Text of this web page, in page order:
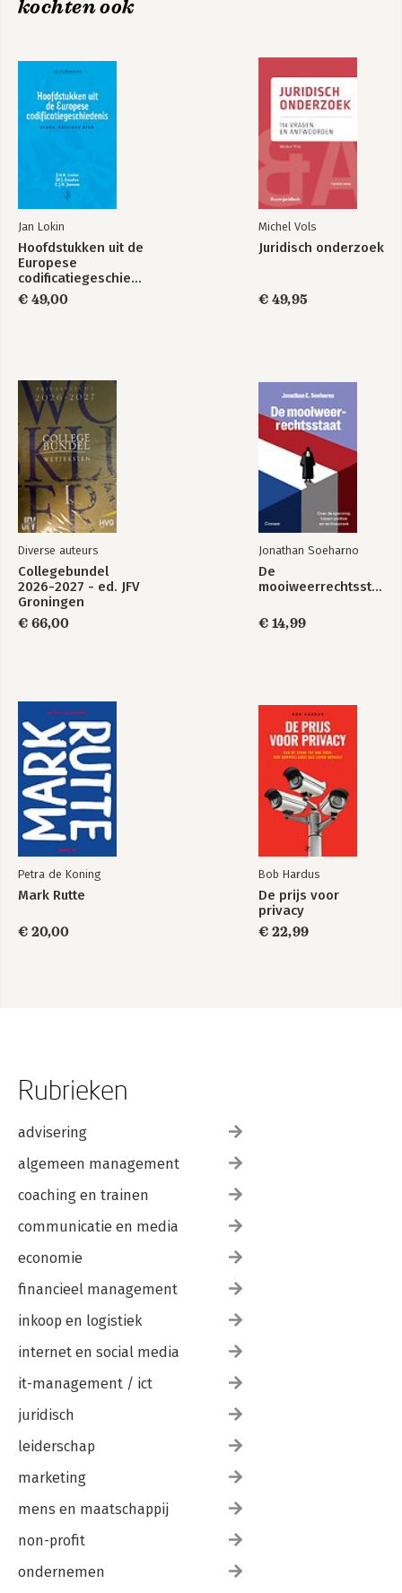
10. Burgerlijk procesrecht
13. Strafrecht
14. Strafprocesrecht
15. Internationaal en Europees recht
Rechtspraakregister
Wetsartikelenregister
Zakenregister
kochten ook
Jan Lokin
Hoofdstukken uit de
Europese
codificatiegeschiedenis
€ 49,00
Michel Vols
Juridisch onderzoek
€ 49,95
Diverse auteurs
Collegebundel
2026-2027 - ed. JFV
Groningen
€ 66,00
Jonathan Soeharno
De
mooiweerrechtsstaat
€ 14,99
Petra de Koning
Mark Rutte
€ 20,00
Bob Hardus
De prijs voor
privacy
€ 22,99
Rubrieken
advisering
algemeen management
coaching en trainen
communicatie en media
economie
financieel management
inkoop en logistiek
internet en social media
it-management / ict
juridisch
leiderschap
marketing
mens en maatschappij
non-profit
ondernemen